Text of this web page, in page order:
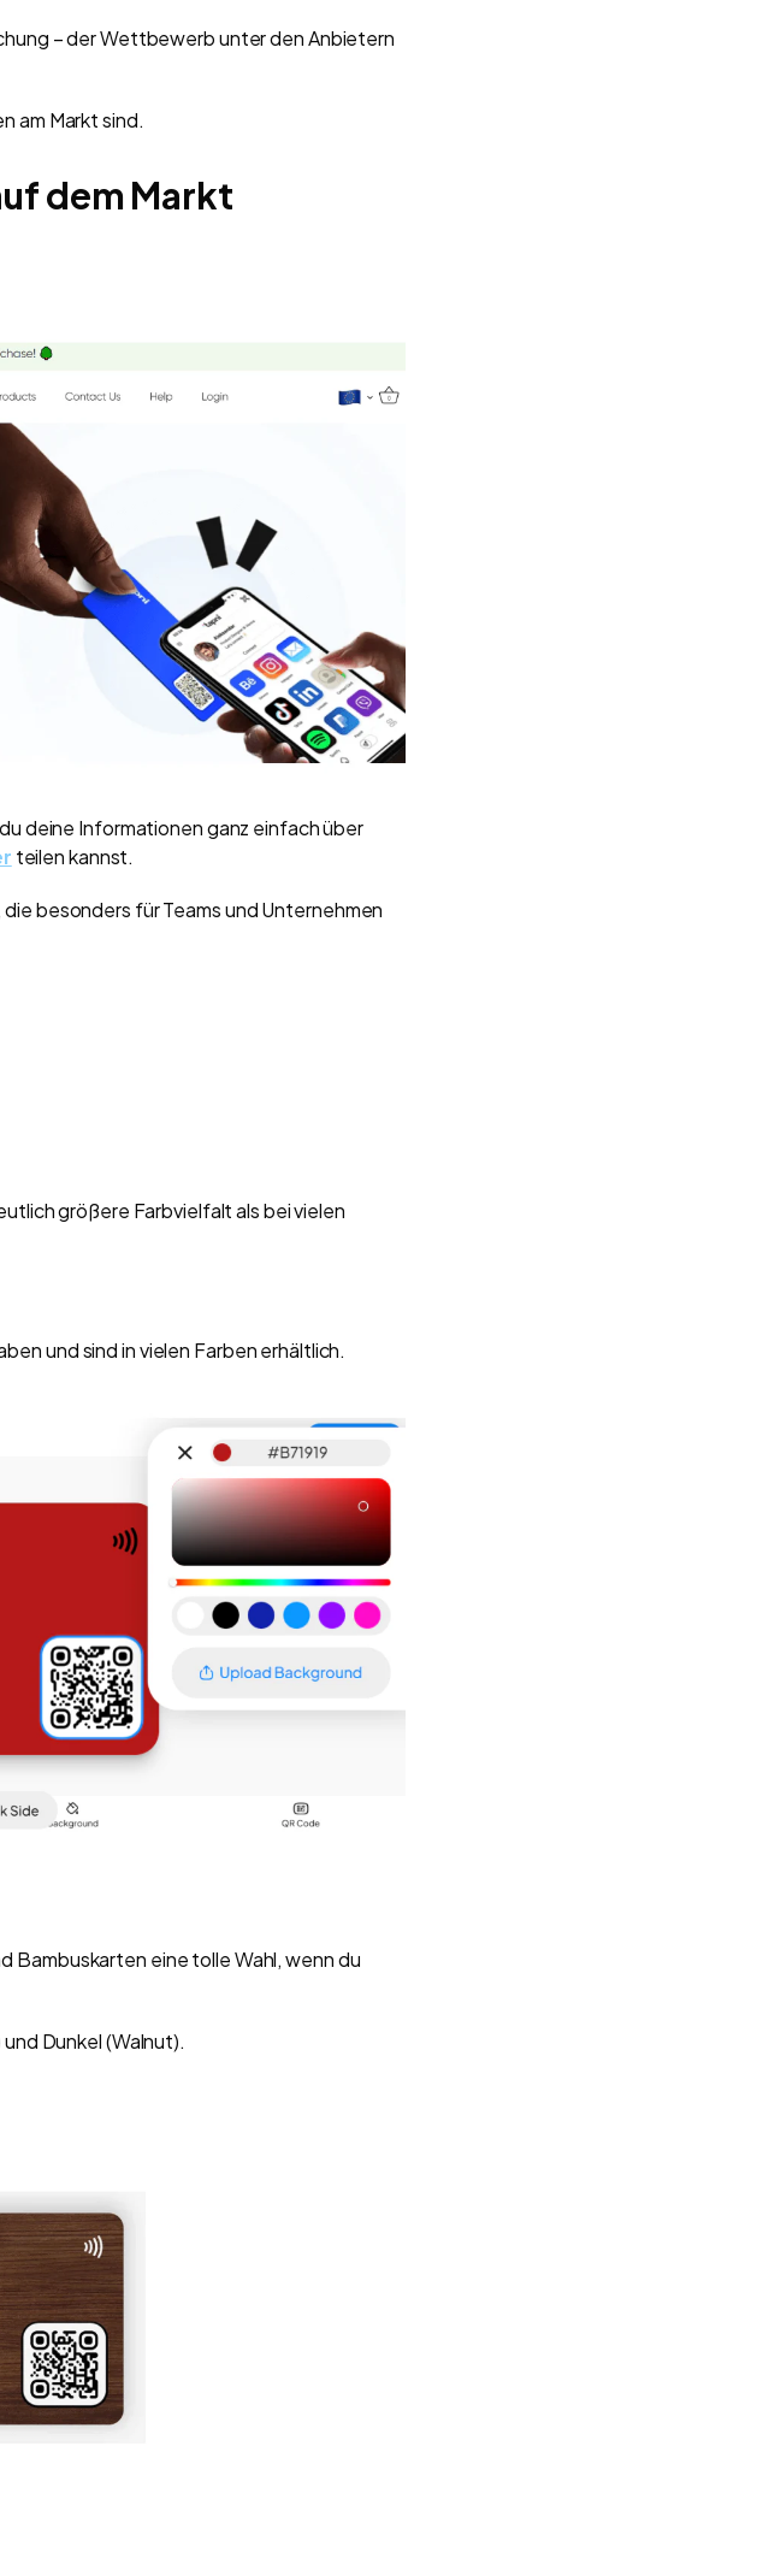
– der Wettbewerb unter den Anbietern
am Markt sind.
dem Markt
deine Informationen ganz einfach über
teilen kannst.
, die besonders für Teams und Unternehmen
größere Farbvielfalt als bei vielen
und sind in vielen Farben erhältlich.
Bambuskarten eine tolle Wahl, wenn du
Dunkel (Walnut).